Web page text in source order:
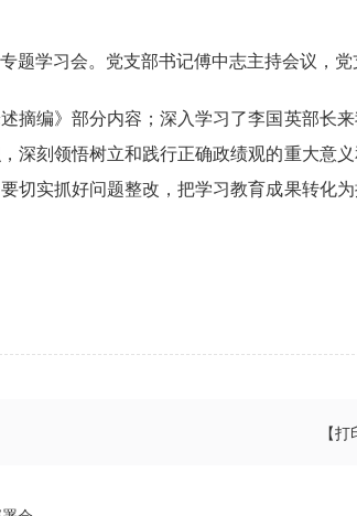
学习会。党支部书记傅中志主持会议，党
摘编》部分内容；深入学习了李国英部长
深刻领悟树立和践行正确政绩观的重大意
切实抓好问题整改，把学习教育成果转化
【